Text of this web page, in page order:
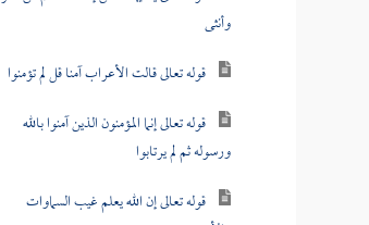
وأنثى
قوله تعالى قالت الأعراب آمنا قل لم تؤمنوا
قوله تعالى إنما المؤمنون الذين آمنوا بالله
ورسوله ثم لم يرتابوا
قوله تعالى إن الله يعلم غيب السماوات